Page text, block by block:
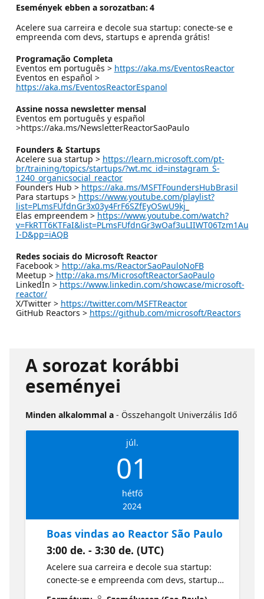
Események ebben a sorozatban: 4
Acelere sua carreira e decole sua startup: conecte-se e
empreenda com devs, startups e aprenda grátis!
Programação Completa
Eventos em português > https://aka.ms/EventosReactor
Eventos en español >
https://aka.ms/EventosReactorEspanol
Assine nossa newsletter mensal
Eventos em português y español
>https://aka.ms/NewsletterReactorSaoPaulo
Founders & Startups
Acelere sua startup > https://learn.microsoft.com/pt-
br/training/topics/startups/?wt.mc_id=instagram_S-
1240_organicsocial_reactor
Founders Hub > https://aka.ms/MSFTFoundersHubBrasil
Para startups > https://www.youtube.com/playlist?
list=PLmsFUfdnGr3x03y4FrF6SZfEyOSwU9kj
Elas empreendem > https://www.youtube.com/watch?
v=FkRTT6KTFaI&list=PLmsFUfdnGr3wOaf3uLIIWT06Tzm1Au
I-D&pp=iAQB
Redes sociais do Microsoft Reactor
Facebook > http://aka.ms/ReactorSaoPauloNoFB
Meetup > http://aka.ms/MicrosoftReactorSaoPaulo
LinkedIn > https://www.linkedin.com/showcase/microsoft-
reactor/
X/Twitter > https://twitter.com/MSFTReactor
GitHub Reactors > https://github.com/microsoft/Reactors
A sorozat korábbi
eseményei
Minden alkalommal a - Összehangolt Univerzális Idő
júl.
01
hétfő
2024
Boas vindas ao Reactor São Paulo
3:00 de. - 3:30 de. (UTC)
Acelere sua carreira e decole sua startup:
conecte-se e empreenda com devs, startups